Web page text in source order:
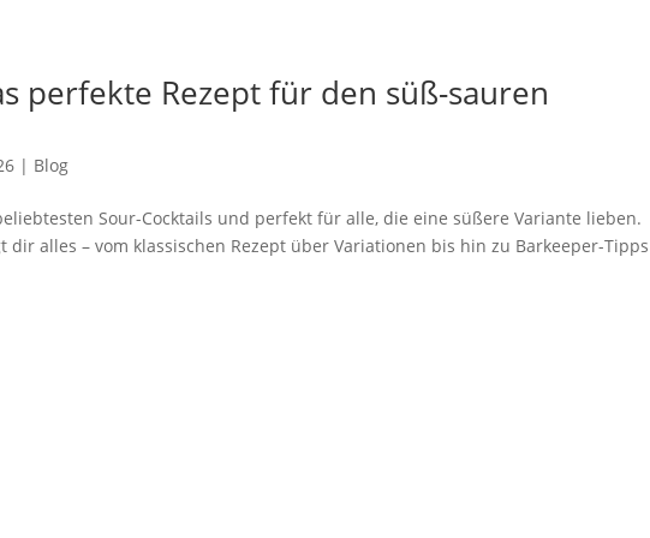
perfekte Rezept für den süß-sauren
| Blog
Sour-Cocktails und perfekt für alle, die eine süßere Variante lieben.
dir alles – vom klassischen Rezept über Variationen bis hin zu Barkeeper-